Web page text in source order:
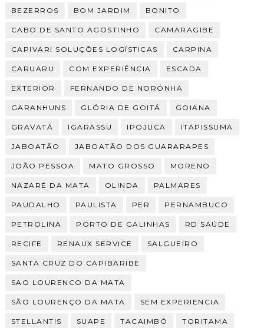
BEZERROS BOM JARDIM BONITO
CABO DE SANTO AGOSTINHO CAMARAGIBE
CAPIVARI SOLUÇÕES LOGÍSTICAS CARPINA
CARUARU COM EXPERIÊNCIA ESCADA
EXTERIOR FERNANDO DE NORONHA
GARANHUNS GLÓRIA DE GOITÁ GOIANA
GRAVATÁ IGARASSU IPOJUCA ITAPISSUMA
JABOATÃO JABOATÃO DOS GUARARAPES
JOÃO PESSOA MATO GROSSO MORENO
NAZARÉ DA MATA OLINDA PALMARES
PAUDALHO PAULISTA PER PERNAMBUCO
PETROLINA PORTO DE GALINHAS RD SAÚDE
RECIFE RENAUX SERVICE SALGUEIRO
SANTA CRUZ DO CAPIBARIBE
SAO LOURENCO DA MATA
SÃO LOURENÇO DA MATA SEM EXPERIENCIA
STELLANTIS SUAPE TACAIMBÓ TORITAMA